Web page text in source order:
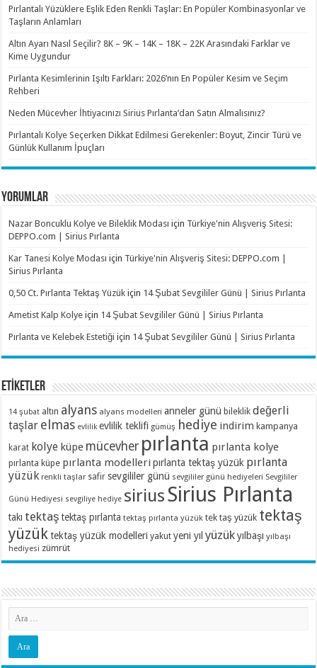
Pırlantalı Yüzüklere Eşlik Eden Renkli Taşlar: En Popüler Kombinasyonlar ve
Taşların Anlamları
Altın Ayarı Nasıl Seçilir? 8K – 9K – 14K – 18K – 22K Arasındaki Farklar ve
Kime Uygundur
Pırlanta Kesimlerinin Işıltı Farkları: 2026’nın En Popüler Kesim ve Seçim
Rehberi
Neden Mücevher İhtiyacınızı Sirius Pırlanta’dan Satın Almalısınız?
Pırlantalı Kolye Seçerken Dikkat Edilmesi Gerekenler: Boyut, Zincir Türü ve
Günlük Kullanım İpuçları
YORUMLAR
Nazar Boncuklu Kolye ve Bileklik Modası için Türkiye'nin Alışveriş Sitesi:
DEPPO.com | Sirius Pırlanta
Kar Tanesi Kolye Modası için Türkiye'nin Alışveriş Sitesi: DEPPO.com |
Sirius Pırlanta
0,50 Ct. Pırlanta Tektaş Yüzük için 14 Şubat Sevgililer Günü | Sirius Pırlanta
Ametist Kalp Kolye için 14 Şubat Sevgililer Günü | Sirius Pırlanta
Pırlanta ve Kelebek Estetiği için 14 Şubat Sevgililer Günü | Sirius Pırlanta
ETİKETLER
14 şubat altın alyans alyans modelleri anneler günü bileklik değerli
taşlar elmas evlilik evlilik teklifi gümüş hediye indirim kampanya
karat kolye küpe mücevher pırlanta pırlanta kolye
pırlanta küpe pırlanta modelleri pırlanta tektaş yüzük pırlanta
yüzük renkli taşlar safir sevgililer günü sevgililer günü hediyeleri Sevgililer
Günü Hediyesi sevgiliye hediye siriusSirius Pırlanta
takı tektaş tektaş pırlanta tektaş pırlanta yüzük tek taş yüzük tektaş
yüzük tektaş yüzük modelleri yakut yeni yıl yüzük yılbaşı yılbaşı
hediyesi zümrüt